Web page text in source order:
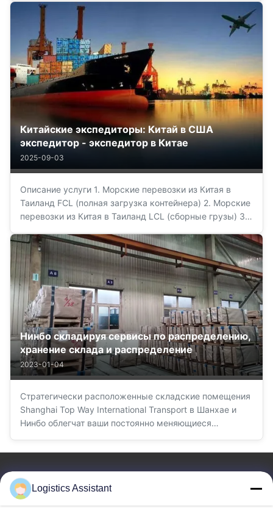
с максимальной степенью надежности и гарантии.Мы
упрощаем операцию от источника до пункта
назначения, ...
Китайские экспедиторы: Китай в США
экспедитор - экспедитор в Китае
2025-09-03
Описание услуги 1. Морские перевозки из Китая в
Таиланд FCL (полная загрузка контейнера) 2. Морские
перевозки из Китая в Таиланд LCL (сборные грузы) 3.
Мультимодальные перевозки 5. Таможенное
оформление и декларирование в порту отправления
(POL) 6. Быстр...
Нинбо складируя сервисы по распределению,
хранение склада и распределение
2023-01-04
Стратегически расположенные складские помещения
Shanghai Top Way International Transport в Шанхае и
Нинбо облегчат ваши постоянно меняющиеся
обслуживан...
Logistics Assistant